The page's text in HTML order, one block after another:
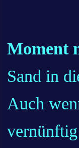
Moment
Sand in
Auch